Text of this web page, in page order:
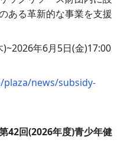
ある革新的な事業を支援
年6月5日(金)17:00
news/subsidy-
42回(2026年度)青少年健